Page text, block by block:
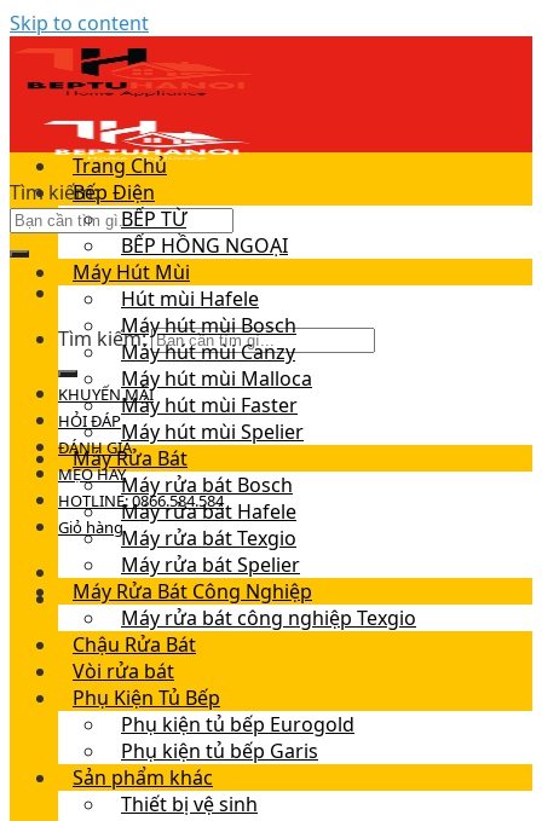
Skip to content
Tìm kiếm:
Tìm kiếm:
KHUYẾN MÃI
HỎI ĐÁP
ĐÁNH GIÁ
MẸO HAY
HOTLINE: 0866.584.584
Giỏ hàng
Trang Chủ
Bếp Điện
BẾP TỪ
BẾP HỒNG NGOẠI
Máy Hút Mùi
Hút mùi Hafele
Máy hút mùi Bosch
Máy hút mùi Canzy
Máy hút mùi Malloca
Máy hút mùi Faster
Máy hút mùi Spelier
Máy Rửa Bát
Máy rửa bát Bosch
Máy rửa bát Hafele
Máy rửa bát Texgio
Máy rửa bát Spelier
Máy Rửa Bát Công Nghiệp
Máy rửa bát công nghiệp Texgio
Chậu Rửa Bát
Vòi rửa bát
Phụ Kiện Tủ Bếp
Phụ kiện tủ bếp Eurogold
Phụ kiện tủ bếp Garis
Sản phẩm khác
Thiết bị vệ sinh